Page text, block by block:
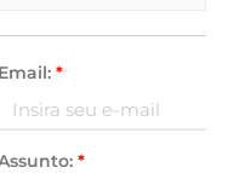
Email: *
*